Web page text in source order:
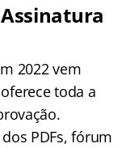
2022 vem
toda a
PDFs, fórum